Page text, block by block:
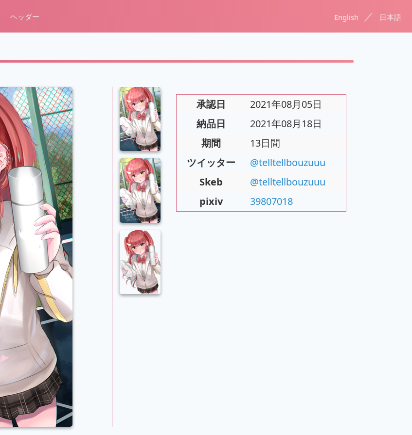
ヘッダー English ／ 日本語
承認日
2021年08月05日
納品日
2021年08月18日
期間
13日間
ツイッター
@telltellbouzuuu
Skeb
@telltellbouzuuu
pixiv
39807018